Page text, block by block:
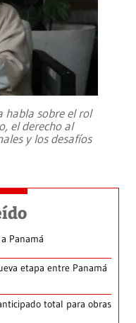
habla sobre el rol
el derecho al
y los desafíos
Panamá
etapa entre Panamá
total para obras